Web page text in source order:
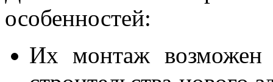
особенностей:
Их монтаж возможен